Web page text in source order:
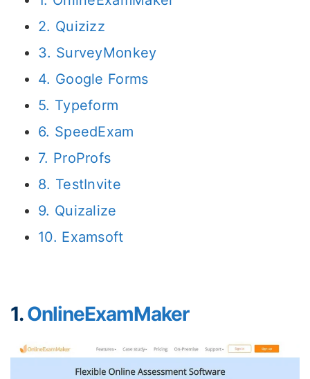
2. Quizizz
3. SurveyMonkey
4. Google Forms
5. Typeform
6. SpeedExam
7. ProProfs
8. TestInvite
9. Quizalize
10. Examsoft
1.OnlineExamMaker